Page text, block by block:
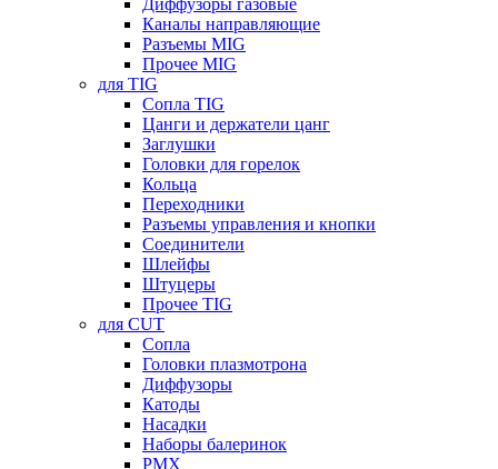
Диффузоры газовые
Каналы направляющие
Разъемы MIG
Прочее MIG
для TIG
Сопла TIG
Цанги и держатели цанг
Заглушки
Головки для горелок
Кольца
Переходники
Разъемы управления и кнопки
Соединители
Шлейфы
Штуцеры
Прочее TIG
для CUT
Сопла
Головки плазмотрона
Диффузоры
Катоды
Насадки
Наборы балеринок
PMX